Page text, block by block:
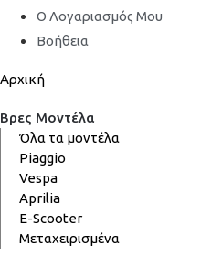
Ο Λογαριασμός Μου
Βοήθεια
Αρχική
Βρες Μοντέλα
Όλα τα μοντέλα
Piaggio
Vespa
Aprilia
E-Scooter
Μεταχειρισμένα